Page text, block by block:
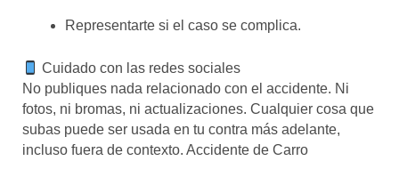
Representarte si el caso se complica.
Cuidado con las redes sociales
No publiques nada relacionado con el accidente. Ni
fotos, ni bromas, ni actualizaciones. Cualquier cosa que
subas puede ser usada en tu contra más adelante,
incluso fuera de contexto. Accidente de Carro